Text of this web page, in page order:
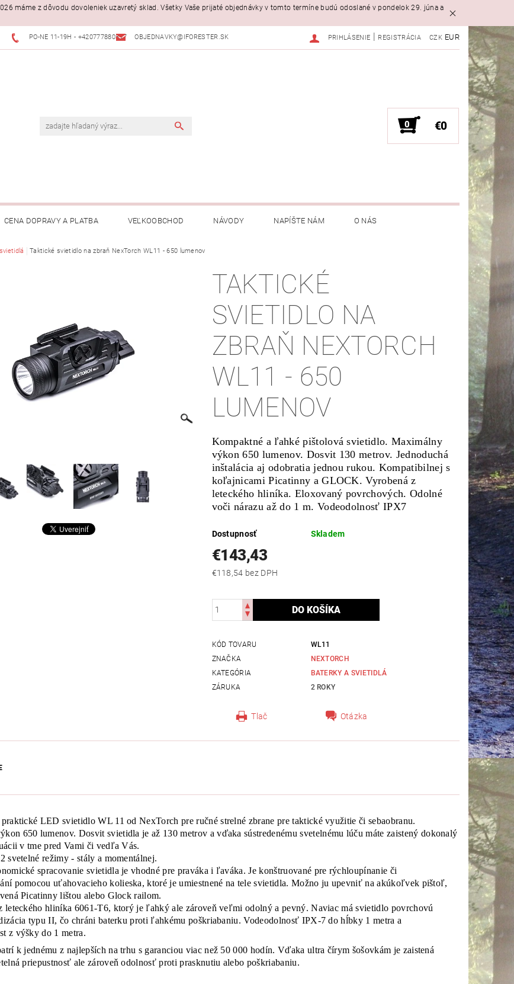
máme z dôvodu dovoleniek uzavretý sklad. Všetky Vaše prijaté objednávky v tomto termíne budú odoslané v pondelok 29. júna a
PO-NE 11-19H - +420777880397 OBJEDNAVKY@IFORESTER.SK CZK EUR
PRIHLÁSENIE REGISTRÁCIA
0 €0
CENA DOPRAVY A PLATBA VEĽKOOBCHOD NÁVODY NAPÍŠTE NÁM O NÁS
Taktické svietidlo na zbraň NexTorch WL11 - 650 lumenov
TAKTICKÉ
SVIETIDLO NA
ZBRAŇ NEXTORCH
WL11 - 650
LUMENOV
Kompaktné a ľahké pištolová svietidlo. Maximálny
výkon 650 lumenov. Dosvit 130 metrov. Jednoduchá
inštalácia aj odobratia jednou rukou. Kompatibilnej s
koľajnicami Picatinny a GLOCK. Vyrobená z
leteckého hliníka. Eloxovaný povrchových. Odolné
voči nárazu až do 1 m. Vodeodolnosť IPX7
Dostupnosť Skladem
€143,43
€118,54 bez DPH
KÓD TOVARU
WL11
ZNAČKA
NEXTORCH
KATEGÓRIA
BATERKY A SVIETIDLÁ
ZÁRUKA
2 ROKY
Tlač Otázka
LED svietidlo WL 11 od NexTorch pre ručné strelné zbrane pre taktické využitie či sebaobranu.
650 lumenov. Dosvit svietidla je až 130 metrov a vďaka sústredenému svetelnému lúču máte zaistený dokonalý
v tme pred Vami či vedľa Vás.
svetelné režimy - stály a momentálnej.
spracovanie svietidla je vhodné pre praváka i ľaváka. Je konštruované pre rýchloupínanie či
pomocou uťahovacieho kolieska, ktoré je umiestnené na tele svietidla. Možno ju upevniť na akúkoľvek pištoľ,
Picatinny lištou alebo Glock railom.
leteckého hliníka 6061-T6, ktorý je ľahký ale zároveň veľmi odolný a pevný. Naviac má svietidlo povrchovú
typu II, čo chráni baterku proti ľahkému poškriabaniu. Vodeodolnosť IPX-7 do hĺbky 1 metra a
z výšky do 1 metra.
k jednému z najlepších na trhu s garanciou viac než 50 000 hodín. Vďaka ultra čírym šošovkám je zaistená
priepustnosť ale zároveň odolnosť proti prasknutiu alebo poškriabaniu.